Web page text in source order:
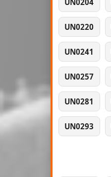
UN0204
UN0220
UN0241
UN0257
UN0281
UN0293